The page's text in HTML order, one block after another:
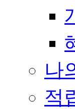
나
적